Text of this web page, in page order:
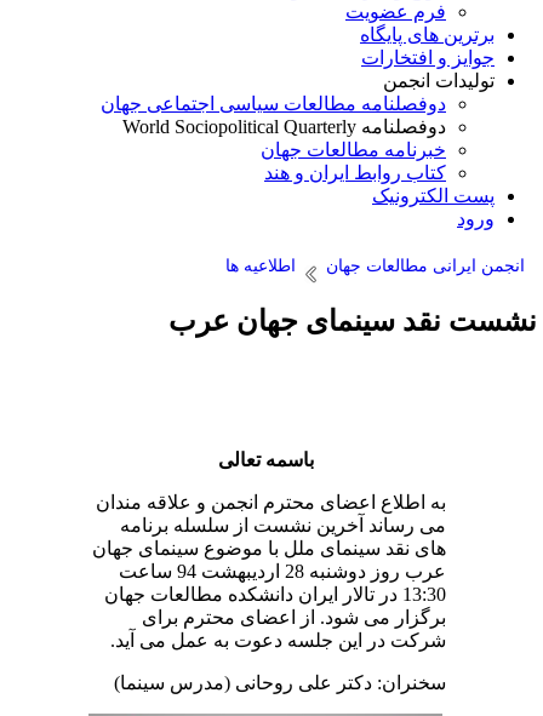
فرم عضویت
برترین های پایگاه
جوایز و افتخارات
تولیدات انجمن
دوفصلنامه مطالعات سیاسی اجتماعی جهان
دوفصلنامه World Sociopolitical Quarterly
خبرنامه مطالعات جهان
کتاب روابط ایران و هند
پست الکترونیک
ورود
انجمن ایرانی مطالعات جهان اطلاعیه ها
نقد سینمای جهان عرب
باسمه تعالی
به اطلاع اعضای محترم انجمن و علاقه مندان
می رساند آخرین نشست از سلسله برنامه
های نقد سینمای ملل با موضوع سینمای جهان
عرب روز دوشنبه 28 اردیبهشت 94 ساعت
13:30 در تالار ایران دانشکده مطالعات جهان
برگزار می شود. از اعضای محترم برای
شرکت در این جلسه دعوت به عمل می آید.
سخنران: دکتر علی روحانی (مدرس سینما)